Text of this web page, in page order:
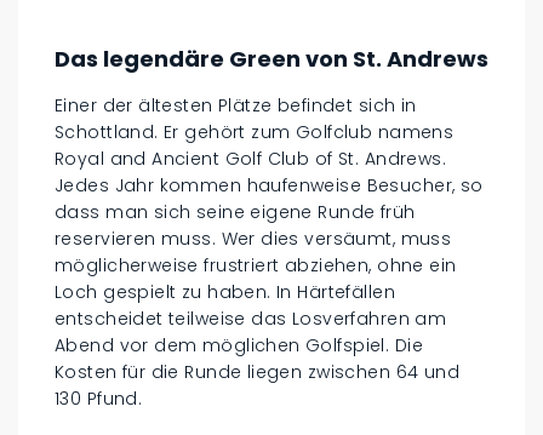
Das legendäre Green von St. Andrews
Einer der ältesten Plätze befindet sich in
Schottland. Er gehört zum Golfclub namens
Royal and Ancient Golf Club of St. Andrews.
Jedes Jahr kommen haufenweise Besucher, so
dass man sich seine eigene Runde früh
reservieren muss. Wer dies versäumt, muss
möglicherweise frustriert abziehen, ohne ein
Loch gespielt zu haben. In Härtefällen
entscheidet teilweise das Losverfahren am
Abend vor dem möglichen Golfspiel. Die
Kosten für die Runde liegen zwischen 64 und
130 Pfund.